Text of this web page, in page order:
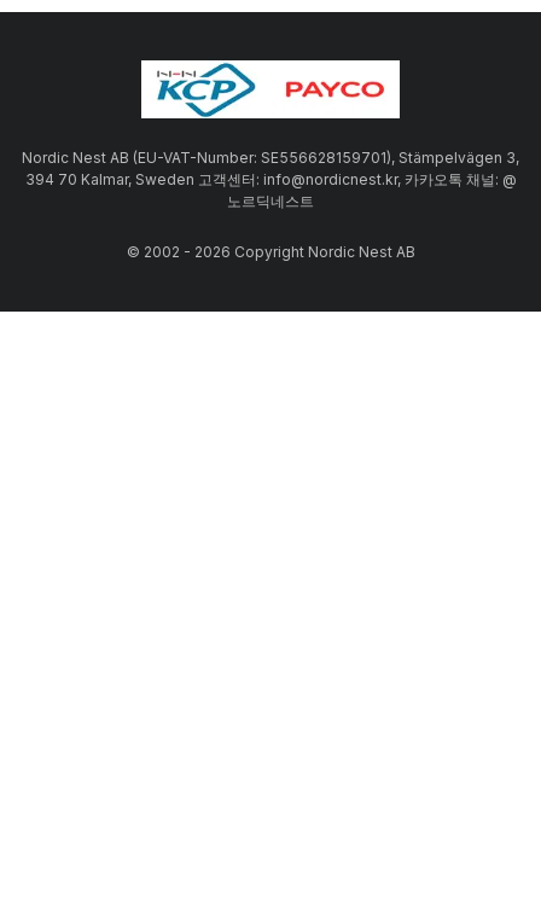
Nordic Nest AB (EU-VAT-Number: SE556628159701), Stämpelvägen 3,
394 70 Kalmar, Sweden 고객센터: info@nordicnest.kr, 카카오톡 채널: @
노르딕네스트
© 2002 - 2026 Copyright Nordic Nest AB